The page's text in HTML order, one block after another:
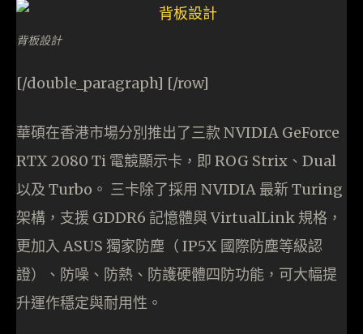
背板設計
[/double_paragraph] [/row]
華碩在香港市場分別推出了三款 NVIDIA GeForce
RTX 2080 Ti 電競顯示卡，即 ROG Strix、Dual
以及 Turbo。 三卡除了採用 NVIDIA 最新 Turing
架構，支援 GDDR6 記憶體與 VirtualLink 規格，
更加入 ASUS 獨家防塵（ IP5X 國際防塵等級認
證）、防噪、防熱、防護硬體四防功能，可大幅提
升運作穩定與耐用性。